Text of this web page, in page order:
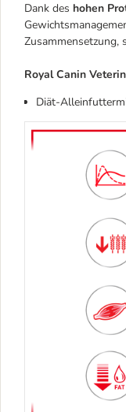
Dank des hohen
Zusammensetzung,
Royal Canin
Diät-